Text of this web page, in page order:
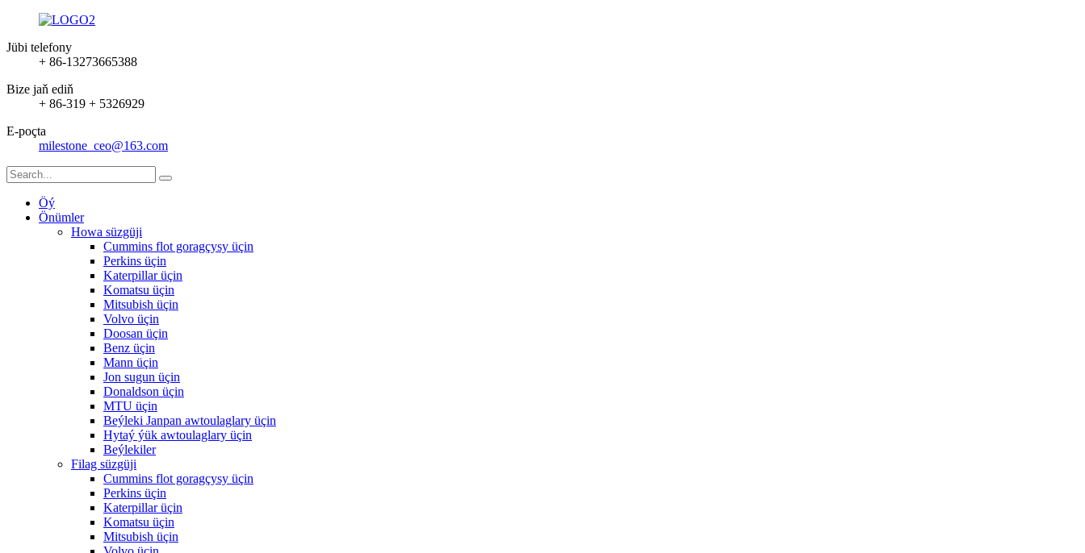
Jübi telefony
+ 86-13273665388
Bize jaň ediň
+ 86-319 + 5326929
E-poçta
milestone_ceo@163.com
Öý
Önümler
Howa süzgüji
Cummins flot goragçysy üçin
Perkins üçin
Katerpillar üçin
Komatsu üçin
Mitsubish üçin
Volvo üçin
Doosan üçin
Benz üçin
Mann üçin
Jon sugun üçin
Donaldson üçin
MTU üçin
Beýleki Janpan awtoulaglary üçin
Hytaý ýük awtoulaglary üçin
Beýlekiler
Filag süzgüji
Cummins flot goragçysy üçin
Perkins üçin
Katerpillar üçin
Komatsu üçin
Mitsubish üçin